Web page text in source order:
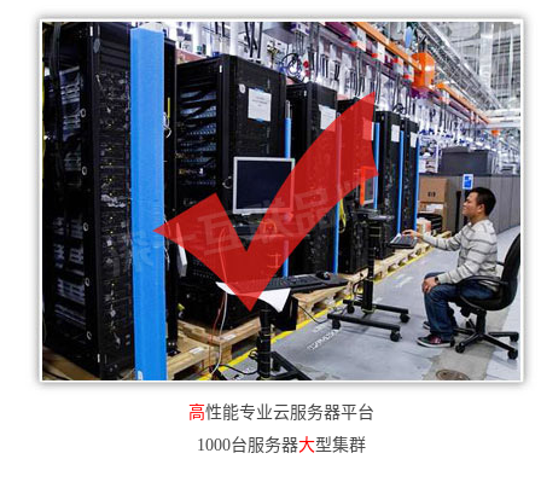
高性能专业云服务器平台
1000台服务器大型集群